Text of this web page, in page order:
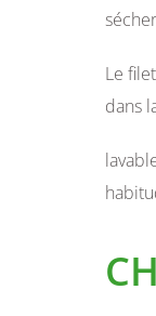
Le
dans